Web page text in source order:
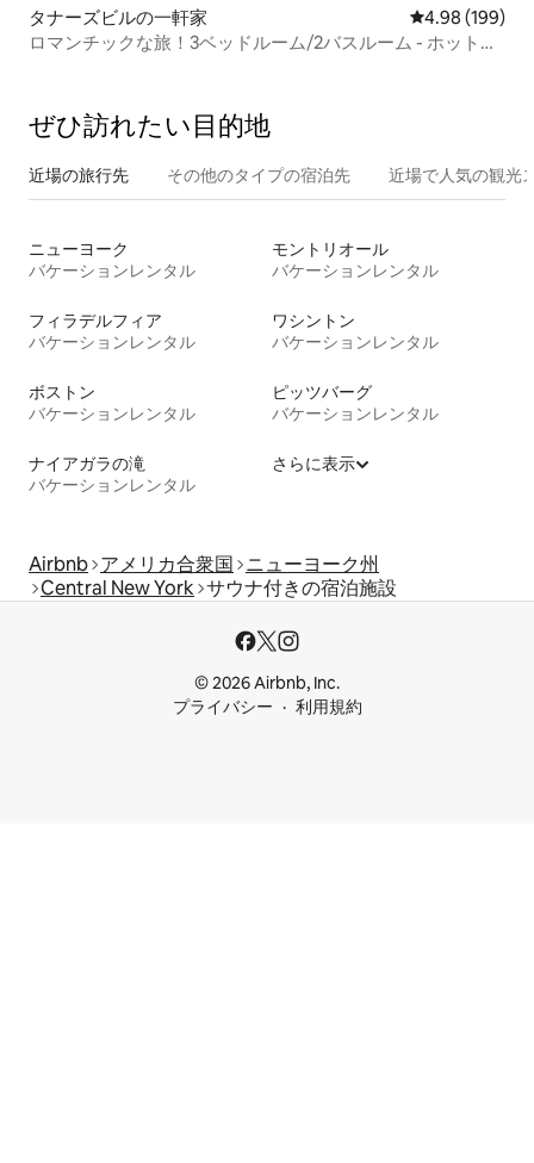
タナーズビルの一軒家 レビュー199
4.98 (199)
ロマンチックな旅！3ベッドルーム/2バスルーム - ホットタ
ぜひ訪⁠れ⁠た⁠い目⁠的⁠地
近場の旅行先 その他のタ⁠イ⁠プ⁠の宿⁠泊⁠先 近場で人気の観光
ニューヨーク
バケーションレンタル
モントリオール
バケーションレンタル
フィラデルフィア
バケーションレンタル
ワシントン
バケーションレンタル
ボストン
バケーションレンタル
ピッツバーグ
バケーションレンタル
ナイアガラの滝
バケーションレンタル
さらに表示
Airbnb アメリカ合衆国 ニューヨーク州
Central New York サウナ付きの宿泊施設
© 2026 Airbnb, Inc.
プライバシー
利用規約